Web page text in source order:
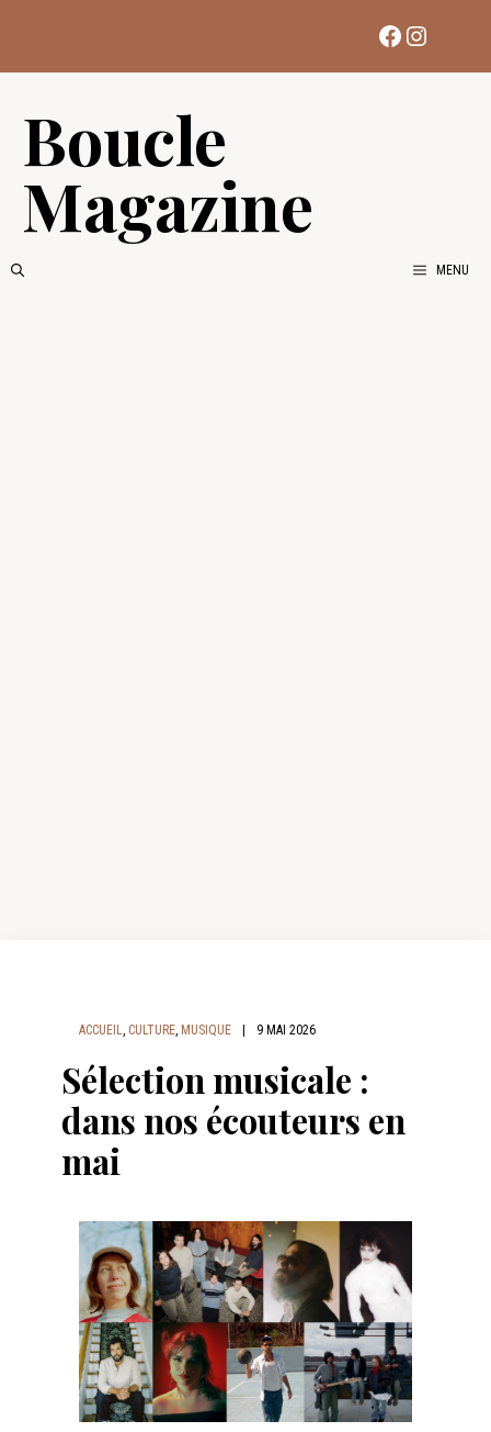
contenu
Facebook
Boucle
Magazine
MENU
ACCUEIL, CULTURE, MUSIQUE 9 MAI 2026
Sélection musicale :
dans nos écouteurs en
mai